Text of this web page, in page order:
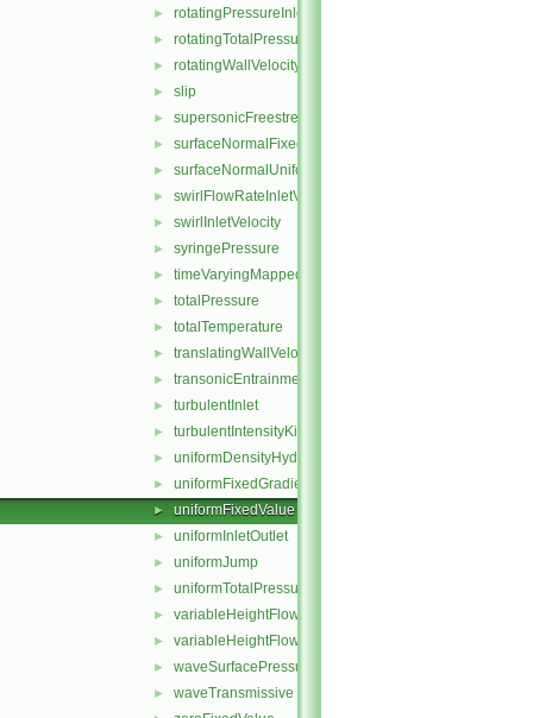
► rotatingPressureInletOutletVelocity
► rotatingTotalPressure
► rotatingWallVelocity
► slip
► supersonicFreestream
► surfaceNormalFixedValue
► surfaceNormalUniformFixedValue
► swirlFlowRateInletVelocity
► swirlInletVelocity
► syringePressure
► timeVaryingMappedFixedValue
► totalPressure
► totalTemperature
► translatingWallVelocity
► transonicEntrainmentPressure
► turbulentInlet
► turbulentIntensityKineticEnergyInlet
► uniformDensityHydrostaticPressure
► uniformFixedGradient
► uniformFixedValue
► uniformInletOutlet
► uniformJump
► uniformTotalPressure
► variableHeightFlowRate
► variableHeightFlowRateInletVelocity
► waveSurfacePressure
► waveTransmissive